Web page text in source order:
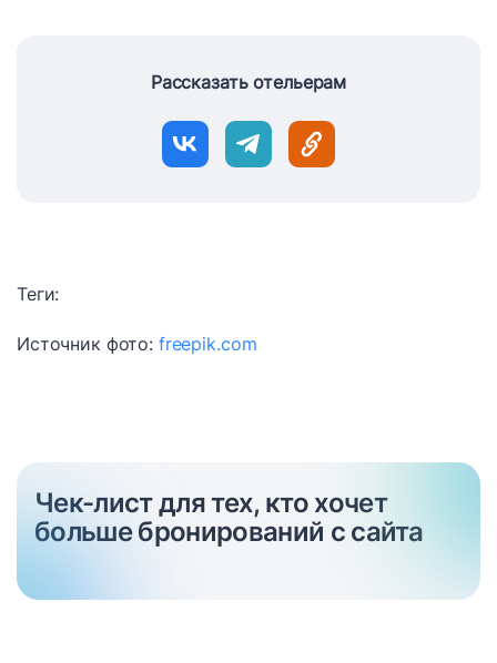
Рассказать отельерам
Теги:
Источник фото: freepik.com
Чек-лист для тех, кто хочет
больше бронирований с сайта